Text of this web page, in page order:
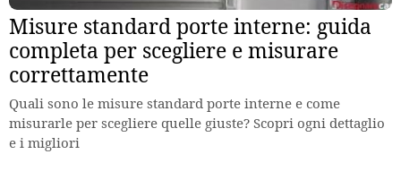
Misure standard porte interne: guida
completa per scegliere e misurare
correttamente
Quali sono le misure standard porte interne e come
misurarle per scegliere quelle giuste? Scopri ogni dettaglio
e i migliori